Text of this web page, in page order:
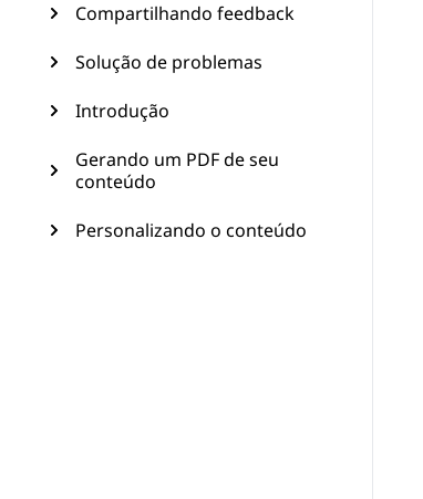
Compartilhando feedback
Solução de problemas
Introdução
Gerando um PDF de seu
conteúdo
Personalizando o conteúdo